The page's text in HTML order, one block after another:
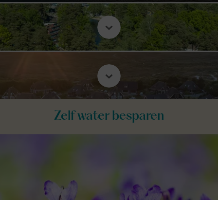
Zelf water besparen